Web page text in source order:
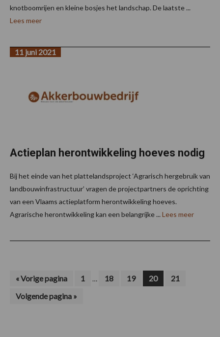
knotboomrijen en kleine bosjes het landschap. De laatste ...
Lees meer
Actieplan herontwikkeling hoeves nodig
11 juni 2021
Bij het einde van het plattelandsproject ‘Agrarisch hergebruik van
landbouwinfrastructuur’ vragen de projectpartners de oprichting
van een Vlaams actieplatform herontwikkeling hoeves.
Agrarische herontwikkeling kan een belangrijke ... Lees meer
«Ga
Vorige pagina Pagina
1
Interim
… Pagina
18 Pagina
19 Pagina
20 Pagina
21
Ga
naar
Volgende pagina »